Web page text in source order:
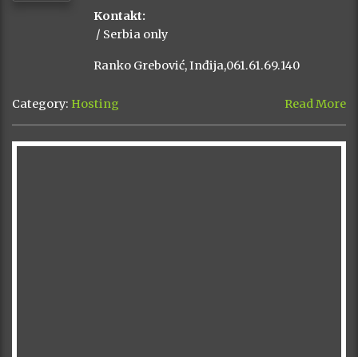
Kontakt:
/ Serbia only
Ranko Grebović, Inđija,061.61.69.140
Category: Hosting Read More